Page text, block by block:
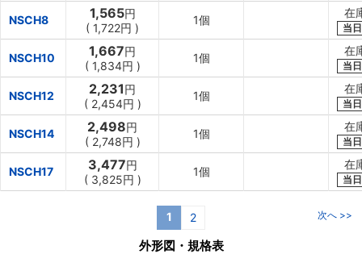
NSCH8 1,565円
( 1,722円 )
1個
在
当
NSCH10 1,667円
( 1,834円 )
1個
在
当
NSCH12 2,231円
( 2,454円 )
1個
在
当
NSCH14 2,498円
( 2,748円 )
1個
在
当
NSCH17 3,477円
( 3,825円 )
1個
在
当
1 2 次へ >>
外形図・規格表